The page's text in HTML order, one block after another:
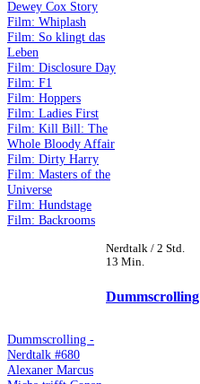
Dewey Cox Story
Film: Whiplash
Film: So klingt das
Leben
Film: Disclosure Day
Film: F1
Film: Hoppers
Film: Ladies First
Film: Kill Bill: The
Whole Bloody Affair
Film: Dirty Harry
Film: Masters of the
Universe
Film: Hundstage
Film: Backrooms
Nerdtalk / 2 Std.
13 Min.
Dummscrolling
Dummscrolling -
Nerdtalk #680
Alexaner Marcus